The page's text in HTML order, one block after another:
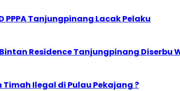
PPPA Tanjungpinang Lacak Pelaku
Residence Tanjungpinang Diserbu
Timah Ilegal di Pulau Pekajang ?